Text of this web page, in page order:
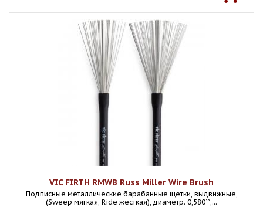
VIC FIRTH RMWB Russ Miller Wire Brush
Подписные металлические барабанные щетки, выдвижные,
(Sweep мягкая, Ride жесткая), диаметр: 0,580``,...